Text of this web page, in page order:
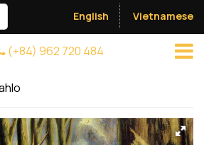
English Vietnamese
(+84) 962 720 484